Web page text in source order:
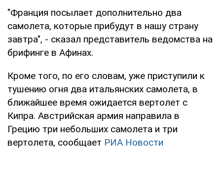
"Франция посылает дополнительно два
самолета, которые прибудут в нашу страну
завтра", - сказал представитель ведомства на
брифинге в Афинах.
Кроме того, по его словам, уже приступили к
тушению огня два итальянских самолета, в
ближайшее время ожидается вертолет с
Кипра. Австрийская армия направила в
Грецию три небольших самолета и три
вертолета, сообщает РИА Новости